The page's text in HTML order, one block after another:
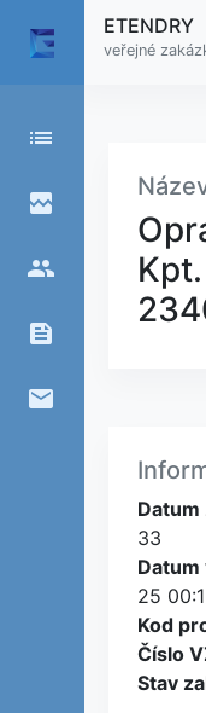
list
broken_image
people
feed
email
ETENDRY
veřejné
33
Datum
25
Kod
Číslo
Stav